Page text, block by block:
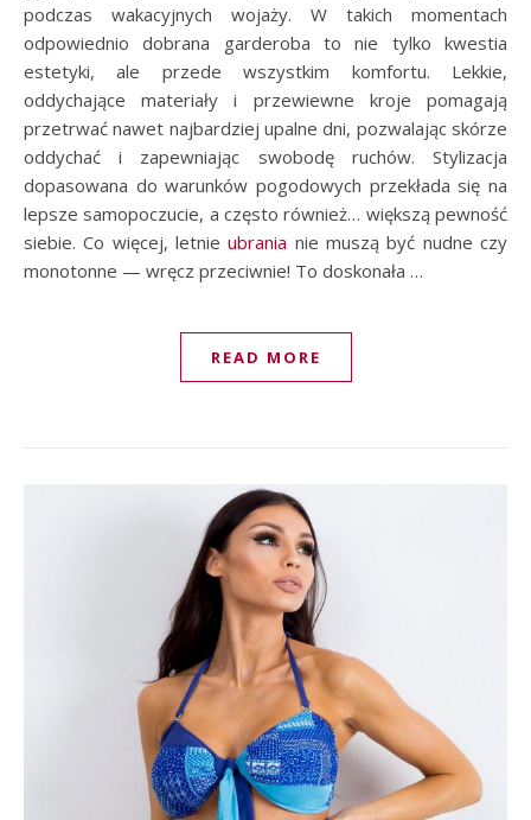
podczas wakacyjnych wojaży. W takich momentach
odpowiednio dobrana garderoba to nie tylko kwestia
estetyki, ale przede wszystkim komfortu. Lekkie,
oddychające materiały i przewiewne kroje pomagają
przetrwać nawet najbardziej upalne dni, pozwalając skórze
oddychać i zapewniając swobodę ruchów. Stylizacja
dopasowana do warunków pogodowych przekłada się na
lepsze samopoczucie, a często również… większą pewność
siebie. Co więcej, letnieubrania nie muszą być nudne czy
monotonne — wręcz przeciwnie! To doskonała …
READ MORE